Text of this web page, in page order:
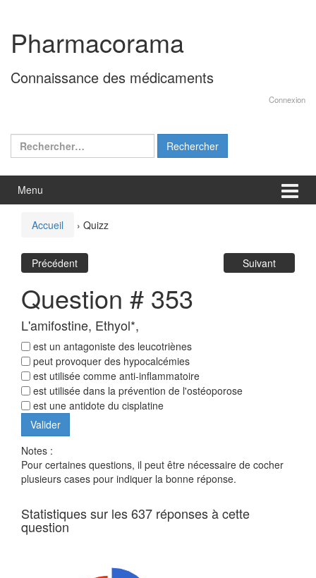
contenu
menu
principal
Pharmacorama
Connaissance des médicaments
Connexion
Rechercher :
Menu
Accueil › Quizz
Précédent Suivant
Question # 353
L'amifostine, Ethyol*,
est un antagoniste des leucotriènes
peut provoquer des hypocalcémies
est utilisée comme anti-inflammatoire
est utilisée dans la prévention de l'ostéoporose
est une antidote du cisplatine
Notes :
Pour certaines questions, il peut être nécessaire de cocher
plusieurs cases pour indiquer la bonne réponse.
Statistiques sur les 637 réponses à cette
question